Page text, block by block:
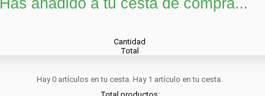
Cantidad
Total
Hay0 artículos en tu cesta. Hay 1 artículo en tu cesta.